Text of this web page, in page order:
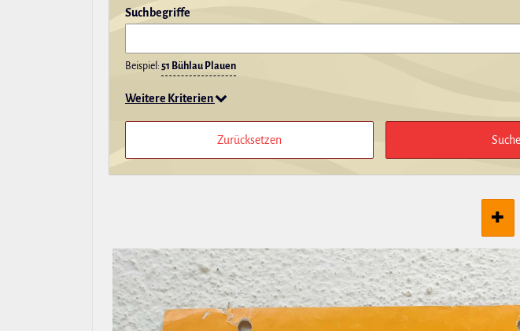
Such­be­griffe
Beispiel: 51 Bühlau Plauen
Weitere Kriterien